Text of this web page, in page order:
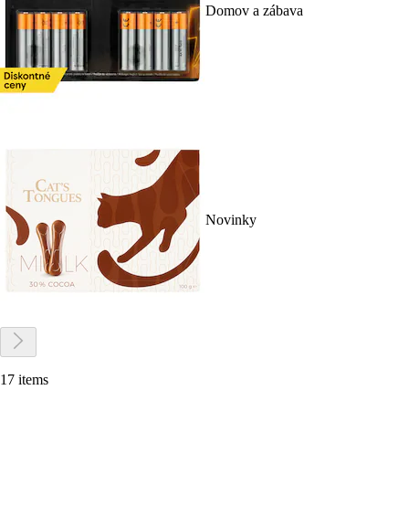
Domov a zábava
Novinky
17 items